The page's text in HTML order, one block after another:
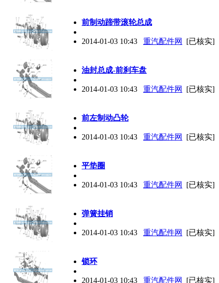
前制动蹄带滚轮总成
2014-01-03 10:43 重汽配件网 [已核实]
油封总成-前刹车盘
2014-01-03 10:43 重汽配件网 [已核实]
前左制动凸轮
2014-01-03 10:43 重汽配件网 [已核实]
平垫圈
2014-01-03 10:43 重汽配件网 [已核实]
弹簧挂销
2014-01-03 10:43 重汽配件网 [已核实]
锁环
2014-01-03 10:43 重汽配件网 [已核实]